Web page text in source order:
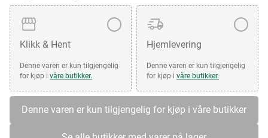
Klikk & Hent
Denne varen er kun tilgjengelig
for kjøp i våre butikker.
Hjemlevering
Denne varen er kun tilgjengelig
for kjøp i våre butikker.
Denne varen er kun tilgjengelig for kjøp i våre butikker